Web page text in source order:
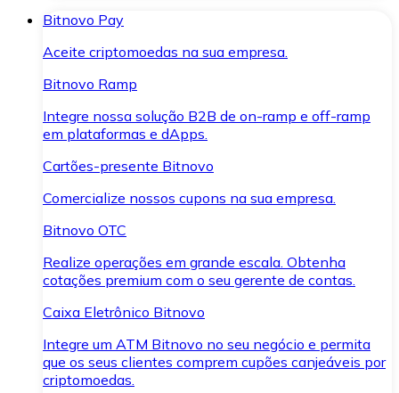
Bitnovo Pay
Aceite criptomoedas na sua empresa.
Bitnovo Ramp
Integre nossa solução B2B de on-ramp e off-ramp
em plataformas e dApps.
Cartões-presente Bitnovo
Comercialize nossos cupons na sua empresa.
Bitnovo OTC
Realize operações em grande escala. Obtenha
cotações premium com o seu gerente de contas.
Caixa Eletrônico Bitnovo
Integre um ATM Bitnovo no seu negócio e permita
que os seus clientes comprem cupões canjeáveis por
criptomoedas.